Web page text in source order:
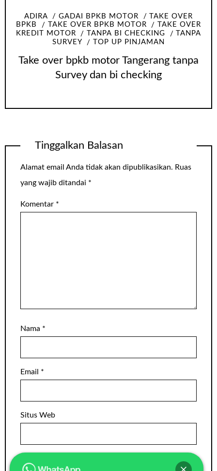
ADIRA GADAI BPKB MOTOR
TAKE OVER
BPKB
TAKE OVER BPKB MOTOR
TAKE OVER
KREDIT MOTOR
TANPA BI CHECKING
TANPA
SURVEY
TOP UP PINJAMAN
Take over bpkb motor Tangerang tanpa
Survey dan bi checking
Tinggalkan Balasan
Alamat email Anda tidak akan dipublikasikan. Ruas
yang wajib ditandai *
Komentar *
Nama *
Email *
Situs Web